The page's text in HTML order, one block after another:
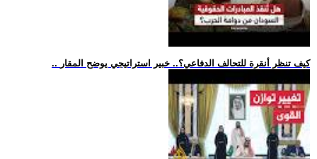
.. كيف تنظر أنقرة للتحالف الدفاعي؟.. خبير استراتيجي يوضح المقار